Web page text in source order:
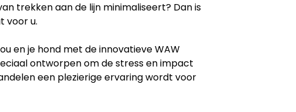
trekken aan de lijn minimaliseert? Dan is
voor u.
en je hond met de innovatieve WAW
ontworpen om de stress en impact
een plezierige ervaring wordt voor